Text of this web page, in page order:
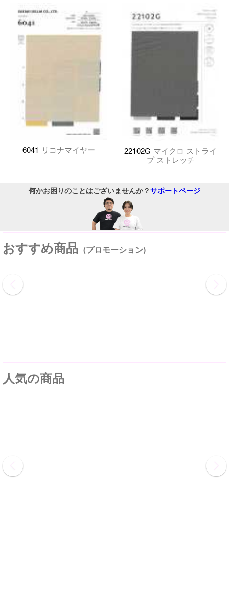
6041 リコナマイヤー 22102G マイクロ ストライ
プ ストレッチ
何かお困りのことはございませんか？サポートページ
おすすめ商品 (プロモーション)
人気の商品